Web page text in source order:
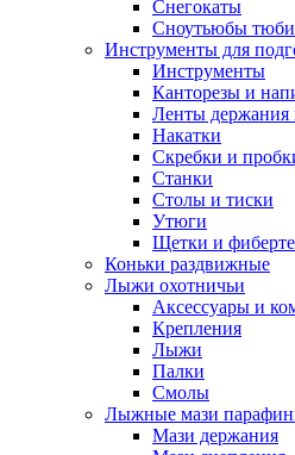
Снегокаты
Сноутьюбы
Инструменты для
Инструменты
Канторезы и
Ленты держания
Накатки
Скребки и
Станки
Столы и тиски
Утюги
Щетки и
Коньки раздвижные
Лыжи охотничьи
Аксессуары и
Крепления
Лыжи
Палки
Смолы
Лыжные мази
Мази держания